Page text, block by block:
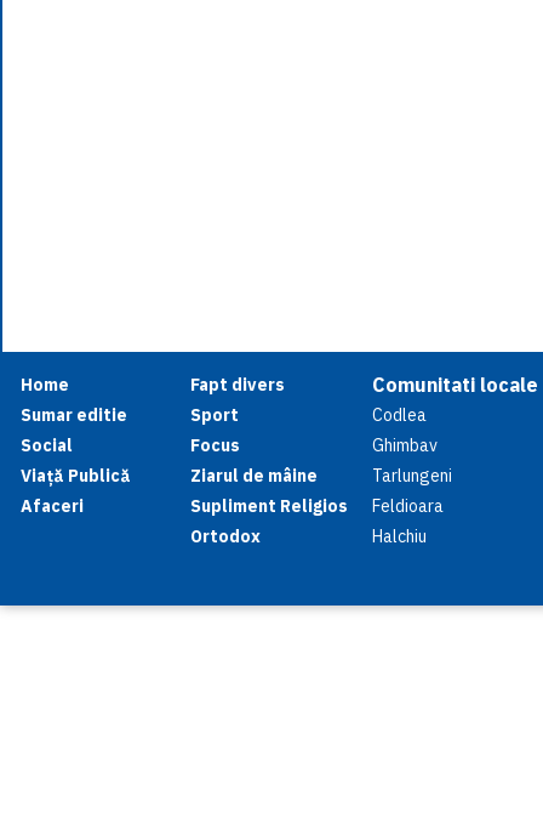
Home
Sumar editie
Social
Viață Publică
Afaceri
Fapt divers
Sport
Focus
Ziarul de mâine
Supliment Religios
Ortodox
Comunitati locale
Codlea
Ghimbav
Tarlungeni
Feldioara
Halchiu